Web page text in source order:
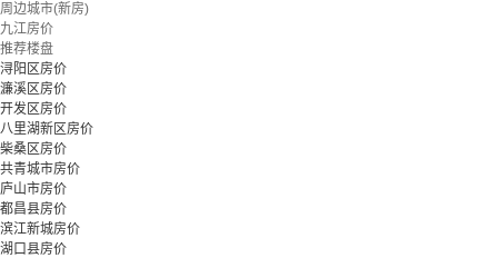
周边城市(新房)
九江房价
推荐楼盘
浔阳区房价
濂溪区房价
开发区房价
八里湖新区房价
柴桑区房价
共青城市房价
庐山市房价
都昌县房价
滨江新城房价
湖口县房价